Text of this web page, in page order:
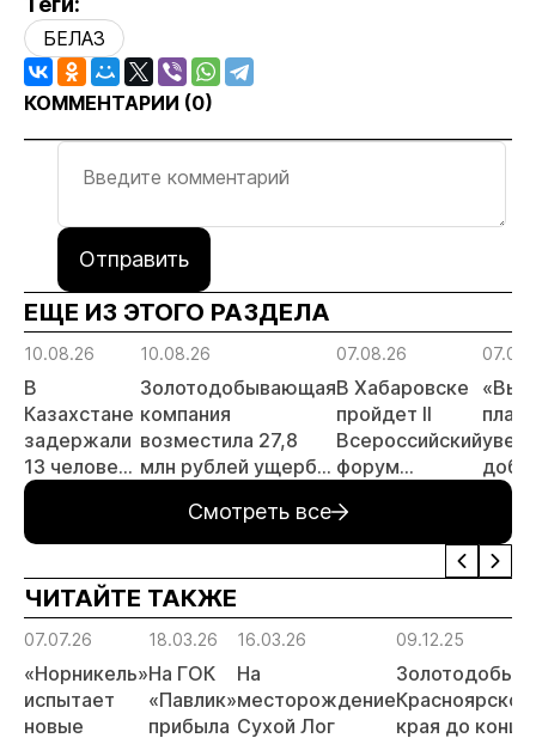
БЕЛАЗ
КОММЕНТАРИИ (0)
Отправить
ЕЩЕ ИЗ ЭТОГО РАЗДЕЛА
10.08.26
В
Казахстане
задержали
13 человек
за
добычу
золота
10.08.26
Золотодобывающая
компания
возместила 27,8
млн рублей ущерба
в Красноярском
крае
07.08.26
В Хабаровске
пройдет II
Всероссийский
форум
золото
России»
году
Смотреть все
ЧИТАЙТЕ ТАКЖЕ
07.07.26
«Норникель»
испытает
новые
18.03.26
На ГОК
«Павлик»
прибыла
16.03.26
На
месторождение
Сухой Лог
09.12.25
края до конца